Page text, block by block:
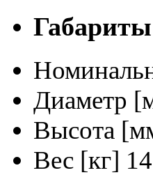
Диаметр
Высота
Вес [кг] 14